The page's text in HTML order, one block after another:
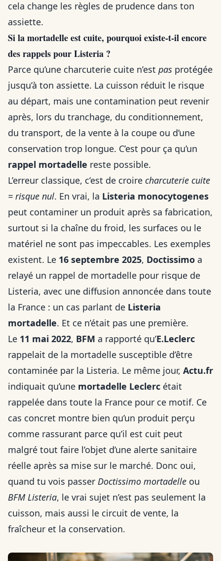
cela change les règles de prudence dans ton
assiette.
Si la mortadelle est cuite, pourquoi existe-t-il encore
des rappels pour Listeria ?
Parce qu’une charcuterie cuite n’est pas protégée
jusqu’à ton assiette. La cuisson réduit le risque
au départ, mais une contamination peut revenir
après, lors du tranchage, du conditionnement,
du transport, de la vente à la coupe ou d’une
conservation trop longue. C’est pour ça qu’un
rappel mortadelle reste possible.
L’erreur classique, c’est de croire charcuterie cuite
= risque nul. En vrai, la Listeria monocytogenes
peut contaminer un produit après sa fabrication,
surtout si la chaîne du froid, les surfaces ou le
matériel ne sont pas impeccables. Les exemples
existent. Le 16 septembre 2025, Doctissimo a
relayé un rappel de mortadelle pour risque de
Listeria, avec une diffusion annoncée dans toute
la France : un cas parlant de Listeria
mortadelle. Et ce n’était pas une première.
Le 11 mai 2022, BFM a rapporté qu’E.Leclerc
rappelait de la mortadelle susceptible d’être
contaminée par la Listeria. Le même jour, Actu.fr
indiquait qu’une mortadelle Leclerc était
rappelée dans toute la France pour ce motif. Ce
cas concret montre bien qu’un produit perçu
comme rassurant parce qu’il est cuit peut
malgré tout faire l’objet d’une alerte sanitaire
réelle après sa mise sur le marché. Donc oui,
quand tu vois passer Doctissimo mortadelle ou
BFM Listeria, le vrai sujet n’est pas seulement la
cuisson, mais aussi le circuit de vente, la
fraîcheur et la conservation.